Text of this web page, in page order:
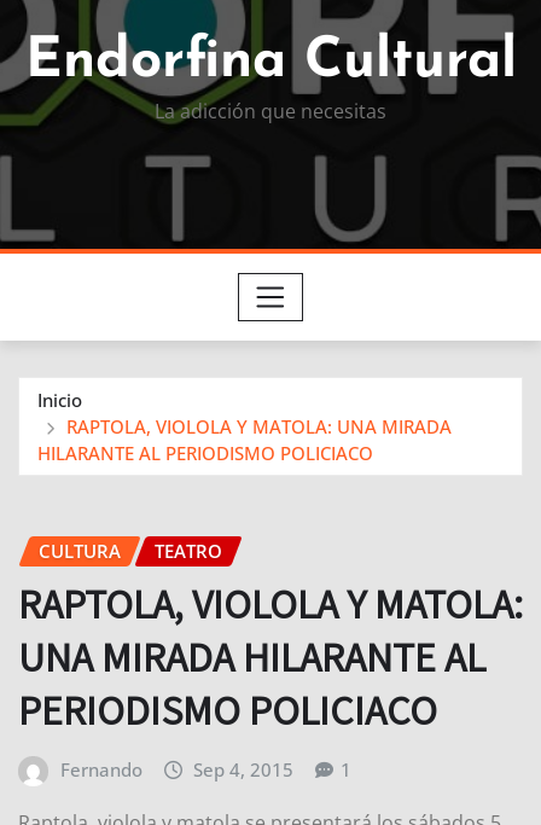
Endorfina Cultural
La adicción que necesitas
Inicio
RAPTOLA, VIOLOLA Y MATOLA: UNA MIRADA
HILARANTE AL PERIODISMO POLICIACO
CULTURA TEATRO
RAPTOLA, VIOLOLA Y MATOLA:
UNA MIRADA HILARANTE AL
PERIODISMO POLICIACO
Fernando Sep 4, 2015 1